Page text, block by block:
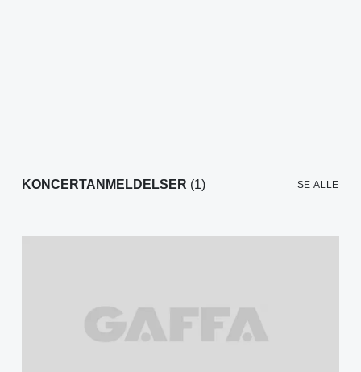
KONCERTANMELDELSER (1) SE ALLE